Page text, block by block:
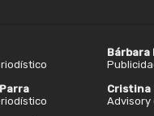
Bárbara
Cristina
Advisory